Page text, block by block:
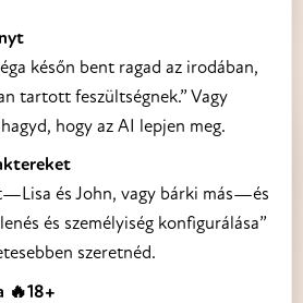
későn bent ragad az irodában,
tartott feszültségnek.” Vagy
hogy az AI lepjen meg.
és John, vagy bárki más—és
és személyiség konfigurálása”
szeretnéd.
🔥18+